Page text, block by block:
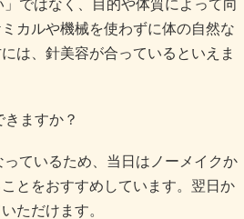
ではなく、目的や体質によって向
カルや機械を使わずに体の自然な
は、針美容が合っているといえま
ますか？
ているため、当日はノーメイクか
とをおすすめしています。翌日か
ただけます。